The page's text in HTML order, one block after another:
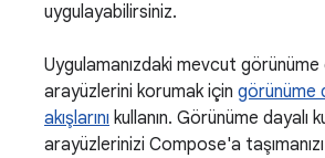
uygulayabilirsiniz.
Uygulamanızdaki mevcut görünüme
arayüzlerini korumak için görünüme
akışlarını kullanın. Görünüme dayalı
arayüzlerinizi Compose'a